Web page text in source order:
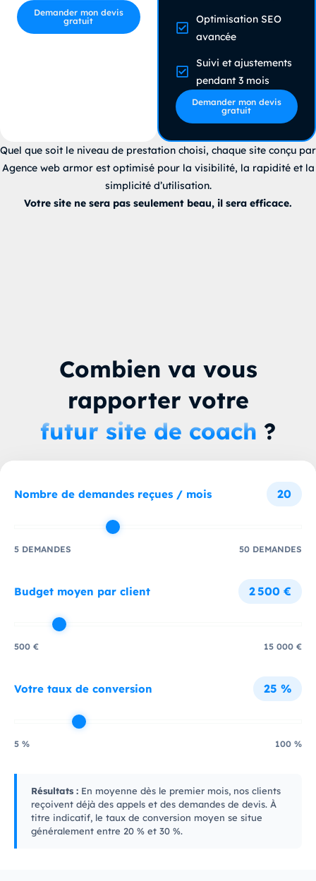
Demander mon devis
gratuit
Optimisation SEO
avancée
Suivi et ajustements
pendant 3 mois
Demander mon devis
gratuit
Quel que soit le niveau de prestation choisi, chaque site conçu par
Agence web armor est optimisé pour la visibilité, la rapidité et la
simplicité d’utilisation.
Votre site ne sera pas seulement beau, il sera efficace.
Combien va vous
rapporter votre
futur site de coach ?
Nombre de demandes reçues / mois 20
5 DEMANDES 50 DEMANDES
Budget moyen par client 2 500 €
500 € 15 000 €
Votre taux de conversion 25 %
5 % 100 %
Résultats : En moyenne dès le premier mois, nos clients
reçoivent déjà des appels et des demandes de devis. À
titre indicatif, le taux de conversion moyen se situe
généralement entre 20 % et 30 %.